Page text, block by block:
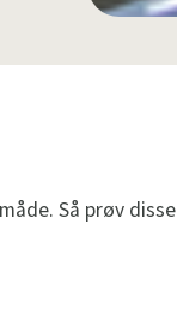
Så prøv disse